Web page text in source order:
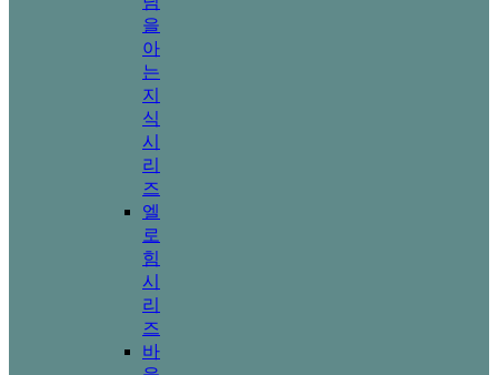
을
아
는
지
식
시
리
즈
엘
로
힘
시
리
즈
바